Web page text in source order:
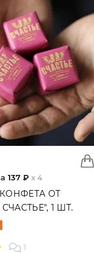
137 ₽ x 4
ОТ
1 ШТ.
1